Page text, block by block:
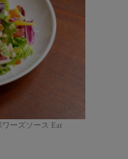
ーズソース Eat